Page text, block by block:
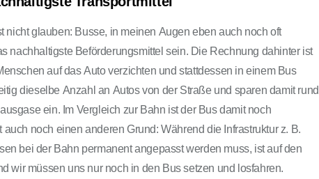
z
e
n
d
i
nicht glauben: Busse, in meinen Augen eben auch noch oft
nachhaltigste Beförderungsmittel sein. Die Rechnung dahinter ist
auf das Auto verzichten und stattdessen in einem Bus
dieselbe Anzahl an Autos von der Straße und sparen damit rund
ein. Im Vergleich zur Bahn ist der Bus damit noch
noch einen anderen Grund: Während die Infrastruktur z. B.
bei der Bahn permanent angepasst werden muss, ist auf den
wir müssen uns nur noch in den Bus setzen und losfahren.